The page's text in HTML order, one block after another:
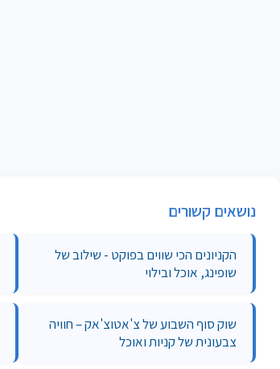
נושאים קשורים
הקניונים הכי שווים בפוקט - שילוב של
שופינג, אוכל ובילוי
שוק סוף השבוע של צ'אטוצ'אק – חוויה
צבעונית של קניות ואוכל